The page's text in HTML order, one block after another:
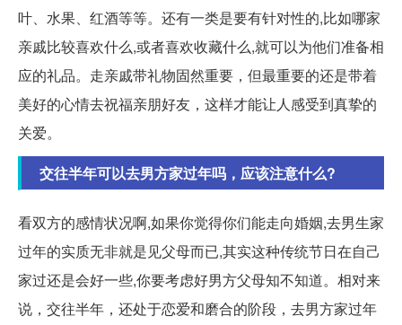
叶、水果、红酒等等。还有一类是要有针对性的,比如哪家
亲戚比较喜欢什么,或者喜欢收藏什么,就可以为他们准备相
应的礼品。走亲戚带礼物固然重要，但最重要的还是带着
美好的心情去祝福亲朋好友，这样才能让人感受到真挚的
关爱。
交往半年可以去男方家过年吗，应该注意什么?
看双方的感情状况啊,如果你觉得你们能走向婚姻,去男生家
过年的实质无非就是见父母而已,其实这种传统节日在自己
家过还是会好一些,你要考虑好男方父母知不知道。相对来
说，交往半年，还处于恋爱和磨合的阶段，去男方家过年